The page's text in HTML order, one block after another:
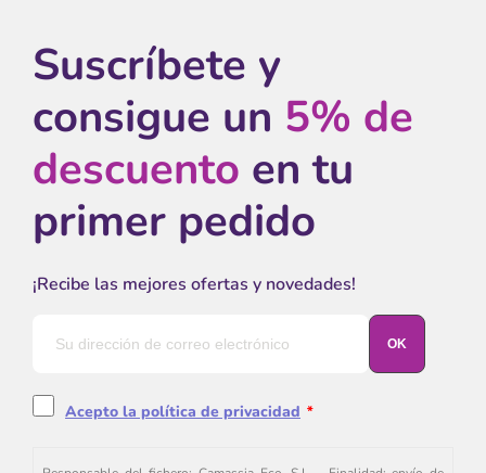
Suscríbete y
consigue un 5% de
descuento en tu
primer pedido
¡Recibe las mejores ofertas y novedades!
Acepto la política de privacidad *